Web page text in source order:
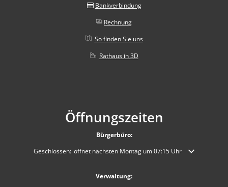
Bankverbindung
Rechnung
So finden Sie uns
Rathaus in 3D
Öffnungszeiten
Bürgerbüro:
Klicken, um weitere Öffnungs- oder Schließzeiten auszublenden
Geschlossen: öffnet nächsten Montag um 07:15 Uhr
Verwaltung: